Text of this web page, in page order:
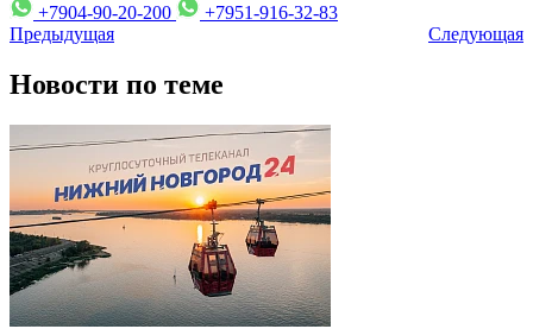
+7904-90-20-200
+7951-916-32-83
Предыдущая
Следующая
Новости по теме